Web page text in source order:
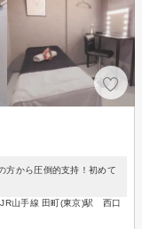
から圧倒的支持！初めて
山手線 田町(東京)駅 西口